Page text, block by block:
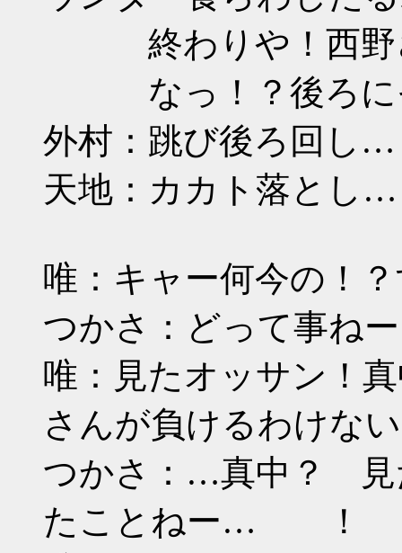
終わりや！西野
なっ！？後ろ
外村：跳び後ろ回し…
天地：カカト落とし…
唯：キャー何今の！
つかさ：どって事ねー
唯：見たオッサン！
さんが負けるわけな
つかさ：…真中？ 見
たことねー… ！